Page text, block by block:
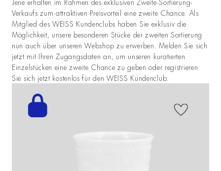
Verkaufs zum attraktiven Preisvorteil eine zweite Chance. Als
Mitglied des WEISS Kundenclubs haben Sie exklusiv die
Möglichkeit, unsere besonderen Stücke der zweiten Sortierung
nun auch über unseren Webshop zu erwerben. Melden Sie sich
jetzt mit Ihren Zugangsdaten an, um unseren kuratierten
Einzelstücken eine zweite Chance zu geben oder registrieren
Sie sich jetzt kostenlos für den WEISS Kundenclub.